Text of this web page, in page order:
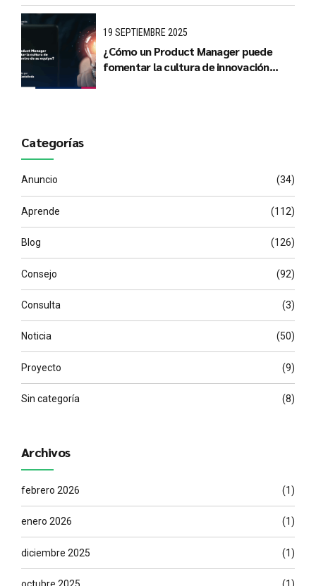
19 SEPTIEMBRE 2025
¿Cómo un Product Manager puede
fomentar la cultura de innovación
Categorías
Anuncio (34)
Aprende (112)
Blog (126)
Consejo (92)
Consulta (3)
Noticia (50)
Proyecto (9)
Sin categoría (8)
Archivos
febrero 2026 (1)
enero 2026 (1)
diciembre 2025 (1)